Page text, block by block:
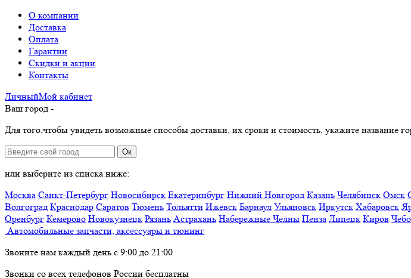
О компании
Доставка
Оплата
Гарантии
Скидки и акции
Контакты
ЛичныйМой кабинет
Ваш город -
Для того,чтобы увидеть возможные способы доставки, их сроки и стоимость, укажите название
Ок
или выберите из списка ниже:
Москва Санкт-Петербург Новосибирск Екатеринбург Нижний Новгород Казань Челябинск Омск
Волгоград Краснодар Саратов Тюмень Тольятти Ижевск Барнаул Ульяновск Иркутск Хабаровск
Оренбург Кемерово Новокузнецк Рязань Астрахань Набережные Челны Пенза Липецк Киров
Автомобильные запчасти, аксессуары и тюнинг
Звоните нам каждый день с 9:00 до 21:00
Звонки со всех телефонов России бесплатны